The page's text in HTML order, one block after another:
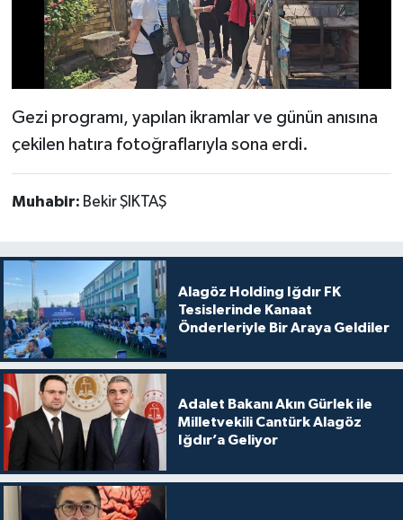
Gezi programı, yapılan ikramlar ve günün anısına
çekilen hatıra fotoğraflarıyla sona erdi.
Muhabir: Bekir ŞIKTAŞ
Alagöz Holding Iğdır FK
Tesislerinde Kanaat
Önderleriyle Bir Araya Geldiler
Adalet Bakanı Akın Gürlek ile
Milletvekili Cantürk Alagöz
Iğdır’a Geliyor